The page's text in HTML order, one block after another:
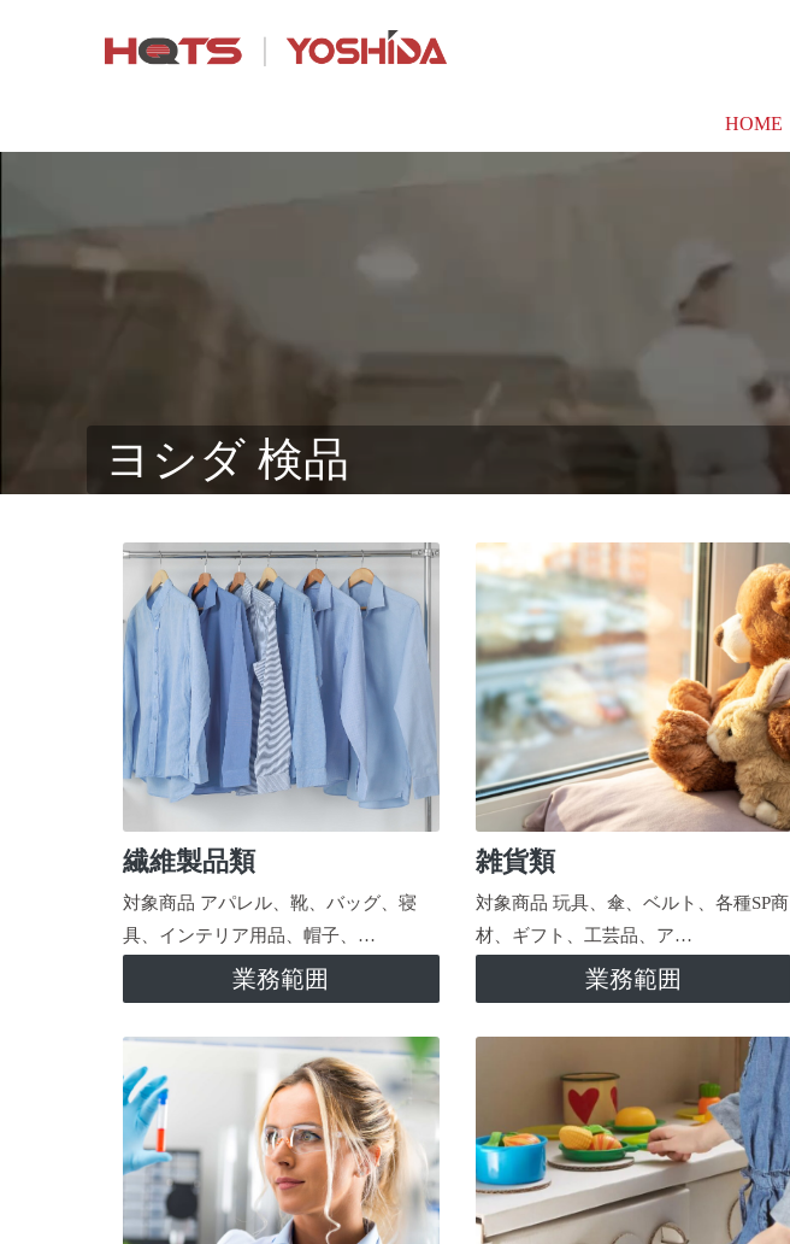
HOME
ヨシダ 検品
繊維製品類
対象商品 アパレル、靴、バッグ、寝
具、インテリア用品、帽子、…
業務範囲
雑貨類
対象商品 玩具、傘、ベルト、各種SP商
材、ギフト、工芸品、ア…
業務範囲